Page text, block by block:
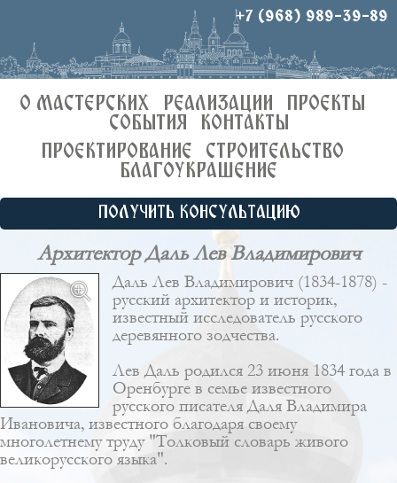
+7 (968) 989-39-89
О МАСТЕРСКИХ РЕАЛИЗАЦИИ
ПРОЕКТЫ
СОБЫТИЯ
КОНТАКТЫ
ПРОЕКТИРОВАНИЕ
СТРОИТЕЛЬСТВО
БЛАГОУКРАШЕНИЕ
ПОЛУЧИТЬ КОНСУЛЬТАЦИЮ
Архитектор Даль Лев Владимирович
Даль Лев Владимирович (1834-1878) -
русский архитектор и историк,
известный исследователь русского
деревянного зодчества.
Лев Даль родился 23 июня 1834 года в
Оренбурге в семье известного
русского писателя Даля Владимира
Ивановича, известного благодаря своему
многолетнему труду "Толковый словарь живого
великорусского языка".